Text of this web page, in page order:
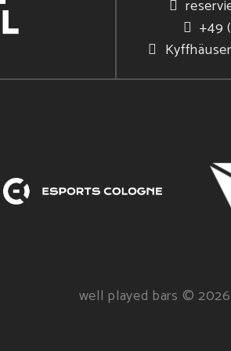
+49
well played bars ©